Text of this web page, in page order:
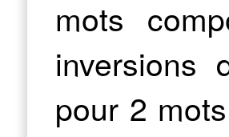
mots
inversions
pour 2